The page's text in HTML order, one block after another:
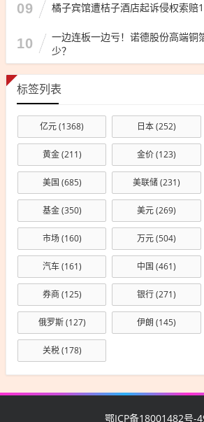
09 橘子宾馆遭桔子酒店起诉侵权索赔
10
一边连板一边亏！诺德股份高端铜
少？
标签列表
亿元(1368) 日本(252)
黄金(211) 金价(123)
美国 (685) 美联储(231)
基金(350) 美元(269)
市场(160) 万元(504)
汽车(161) 中国 (461)
券商(125) 银行(271)
俄罗斯(127) 伊朗 (145)
关税(178)
鄂ICP备18001482号-